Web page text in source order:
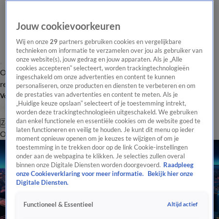
Overzicht Laatste nieuws Regionieuws Het beste van Hart
Tip de
redactie
Volg Hart van Nederland
Zoeken
OverzichtRegioUitzendingenWeerTip de redactiePanelVideo's
Jouw cookievoorkeuren
Wij en onze29 partners gebruiken cookies en vergelijkbare
technieken om informatie te verzamelen over jou als gebruiker van
onze website(s), jouw gedrag en jouw apparaten. Als je „Alle
cookies accepteren” selecteert, worden trackingtechnologieën
ingeschakeld om onze advertenties en content te kunnen
personaliseren, onze producten en diensten te verbeteren en om
de prestaties van advertenties en content te meten. Als je
„Huidige keuze opslaan” selecteert of je toestemming intrekt,
worden deze trackingtechnologieën uitgeschakeld. We gebruiken
dan enkel functionele en essentiële cookies om de website goed te
laten functioneren en veilig te houden. Je kunt dit menu op ieder
moment opnieuw openen om je keuzes te wijzigen of om je
toestemming in te trekken door op de link Cookie-instellingen
onder aan de webpagina te klikken. Je selecties zullen overal
binnen onze Digitale Diensten worden doorgevoerd. Raadpleeg
onze Cookieverklaring voor meer informatie.
Bekijk hier onze
Digitale Diensten.
Functioneel & Essentieel Altijd actief